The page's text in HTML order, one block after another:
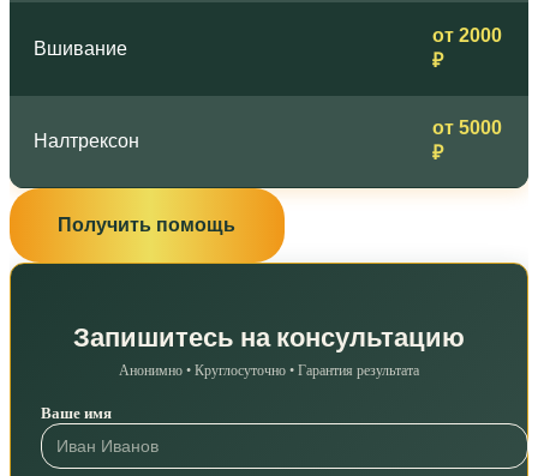
Вшивание
от 2000
₽
Налтрексон
от 5000
₽
Получить помощь
Запишитесь на консультацию
Анонимно • Круглосуточно • Гарантия результата
Ваше имя